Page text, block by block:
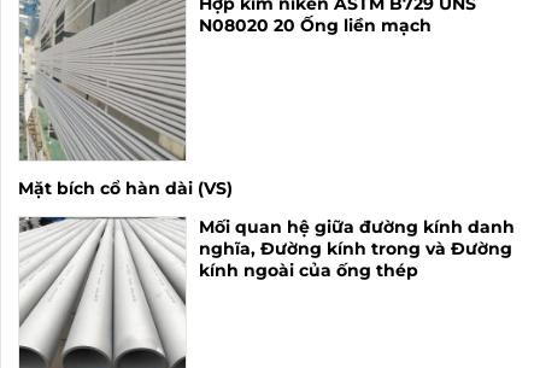
N08020 20 Ống liền mạch
Mặt bích cổ hàn dài (VS)
Mối quan hệ giữa đường kính danh
nghĩa, Đường kính trong và Đường
kính ngoài của ống thép